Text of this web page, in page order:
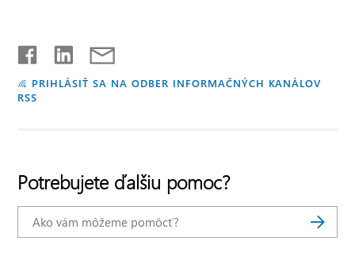
PRIHLÁSIŤ SA NA ODBER INFORMAČNÝCH KANÁLOV
RSS
Potrebujete ďalšiu pomoc?